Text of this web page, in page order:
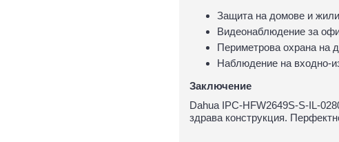
Защита на домове и
Видеонаблюдение за
Периметрова охрана на
Наблюдение на входно-
Заключение
Dahua IPC-HFW2649S-S-IL-
здрава конструкция.